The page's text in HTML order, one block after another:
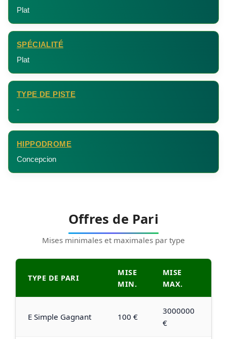
Plat
SPÉCIALITÉ
Plat
TYPE DE PISTE
-
HIPPODROME
Concepcion
Offres de Pari
Mises minimales et maximales par type
TYPE DE PARI
MISE
MIN.
MISE
MAX.
E Simple Gagnant 100 €
3000000
€